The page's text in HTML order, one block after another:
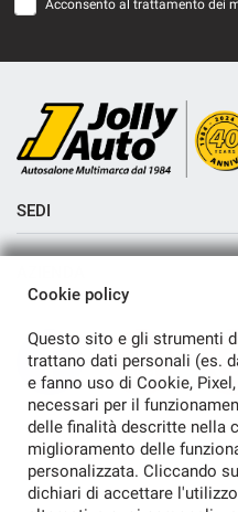
Acconsento al trattamento dei
SEDI
Sede di Cremosano
Sede di Crema
Contatti
Cookie policy
Questo sito e gli strumenti
trattano dati personali (es.
e fanno uso di Cookie,
necessari per il
delle finalità descritte nella
miglioramento delle
personalizzata. Cliccando
dichiari di accettare